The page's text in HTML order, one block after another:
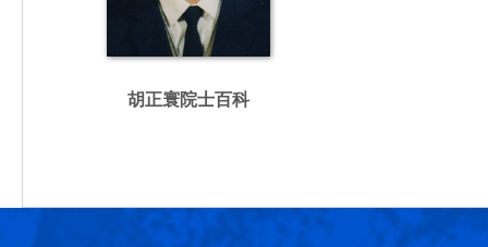
胡正寰院士百科